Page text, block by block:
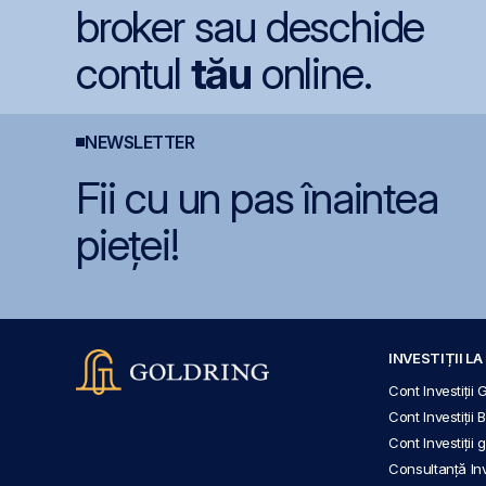
broker sau deschide
contul tău online.
NEWSLETTER
Fii cu un pas înaintea
pieței!
INVESTIȚII LA
Cont Investiții
Cont Investiții
Cont Investiții
Consultanță